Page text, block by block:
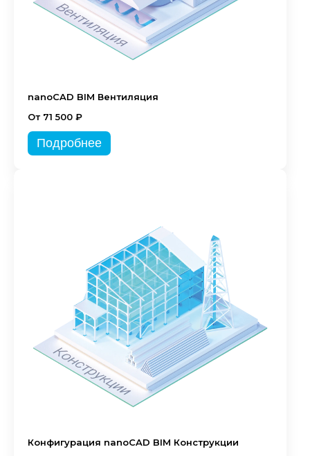
nanoCAD BIM Вентиляция
От 71 500 ₽
Подробнее
Конфигурация nanoCAD BIM Конструкции